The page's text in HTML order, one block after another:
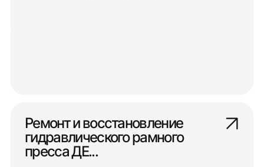
Ремонт и восстановление
гидравлического рамного
пресса ДЕ...